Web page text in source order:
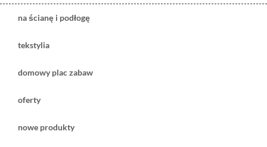
grzybek Boletus
na ścianę i podłogę
tekstylia
domowy plac zabaw
oferty
nowe produkty